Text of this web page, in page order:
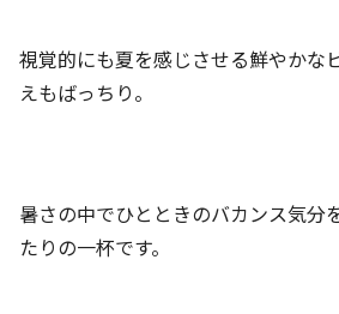
視覚的にも夏を感じさせる鮮やかな
えもばっちり。
暑さの中でひとときのバカンス気分
たりの一杯です。